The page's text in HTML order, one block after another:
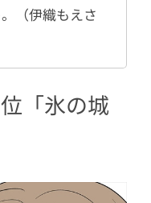
（伊織もえさ
「氷の城